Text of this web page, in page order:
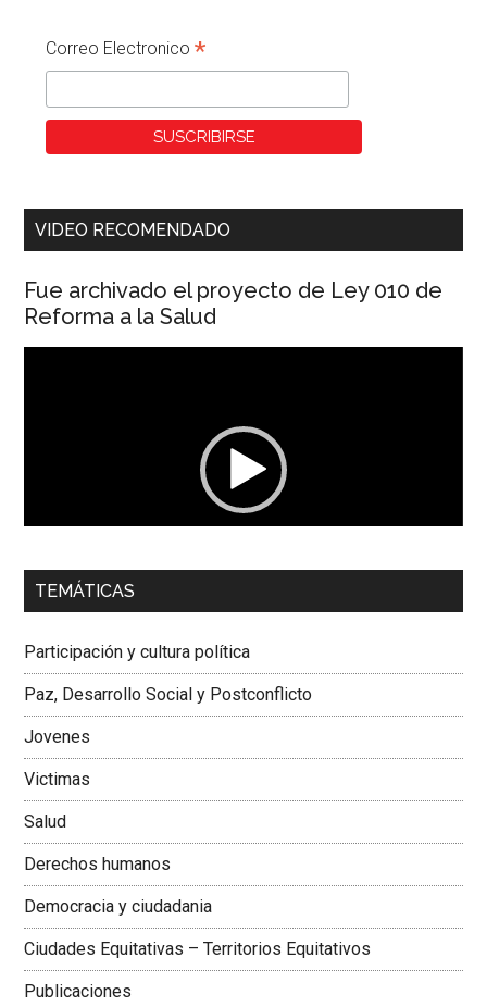
Correo Electronico*
VIDEO RECOMENDADO
Fue archivado el proyecto de Ley 010 de
Reforma a la Salud
00:00 01:04
Dra. Carolina Corcho Mejía,Presidenta Corporación
Colombiana
TEMÁTICAS
Participación y cultura política
Paz, Desarrollo Social y Postconflicto
Jovenes
Victimas
Salud
Derechos humanos
Democracia y ciudadania
Ciudades Equitativas – Territorios Equitativos
Publicaciones